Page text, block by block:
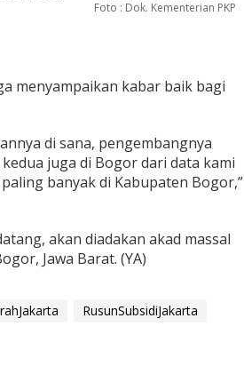
Foto : Dok. Kementerian PKP
menyampaikan kabar baik bagi
di sana, pengembangnya
juga di Bogor dari data kami
banyak di Kabupaten Bogor,”
akan diadakan akad massal
Jawa Barat. (YA)
RusunSubsidiJakarta